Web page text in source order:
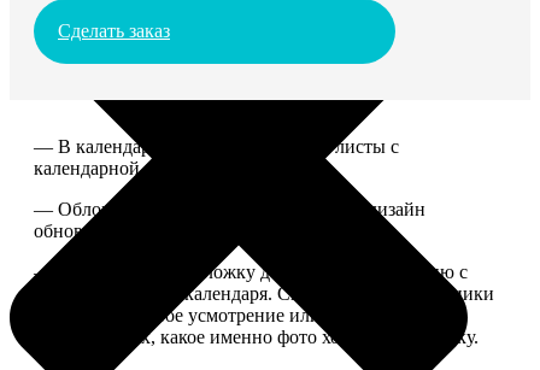
Сделать заказ
— В календаре 13 листов: обложка+листы с
календарной сеткой.
— Обложка для календаря стандартная, дизайн
обновляем каждый год.
— В кружочек на обложку добавляем фотографию с
одной из страниц календаря. Снимок наши сотрудники
выбирают на свое усмотрение или пишите в
комментариях, какое именно фото хотите на обложку.